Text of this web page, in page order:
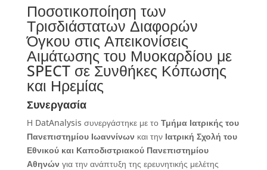
Ποσοτικοποίηση των
Τρισδιάστατων Διαφορών
Όγκου στις Απεικονίσεις
Αιμάτωσης του Μυοκαρδίου με
SPECT σε Συνθήκες Κόπωσης
και Ηρεμίας
Συνεργασία
Η DatAnalysis συνεργάστηκε με το Τμήμα Ιατρικής του
Πανεπιστημίου Ιωαννίνων και την Ιατρική Σχολή του
Εθνικού και Καποδιστριακού Πανεπιστημίου
Αθηνών για την ανάπτυξη της ερευνητικής μελέτης